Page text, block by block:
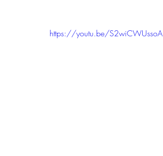
https://youtu.be/S2wiCWUssoA